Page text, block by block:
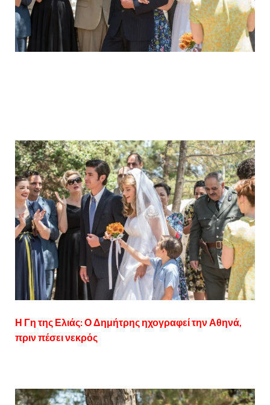
Η Γη της Ελιάς: Ο Δημήτρης ηχογραφεί την Αθηνά,
πριν πέσει νεκρός